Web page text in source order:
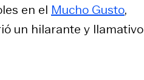
en el Mucho Gusto,
un hilarante y llamativo